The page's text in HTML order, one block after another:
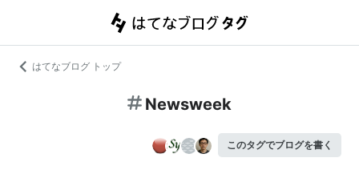
はてなブログ トップ
Newsweek
このタグでブログを書く